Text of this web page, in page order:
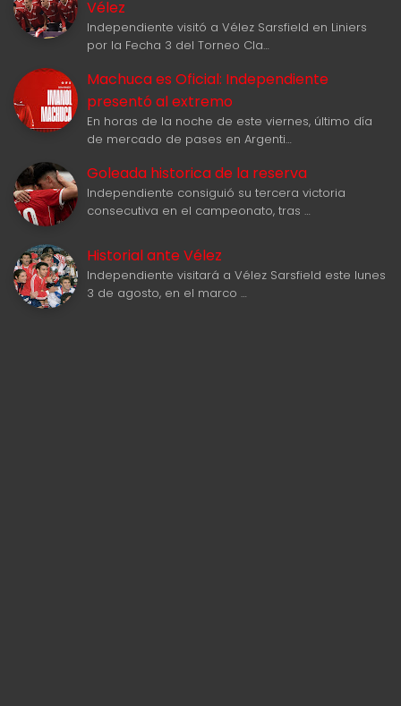
Vélez
Independiente visitó a Vélez Sarsfield en Liniers
por la Fecha 3 del Torneo Cla…
Machuca es Oficial: Independiente
presentó al extremo
En horas de la noche de este viernes, último día
de mercado de pases en Argenti…
Goleada historica de la reserva
Independiente consiguió su tercera victoria
consecutiva en el campeonato, tras …
Historial ante Vélez
Independiente visitará a Vélez Sarsfield este lunes
3 de agosto, en el marco …